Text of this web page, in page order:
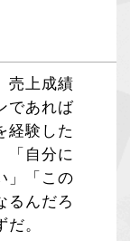
売上成績
であれば
経験した
「自分に
」「この
るんだろ
。